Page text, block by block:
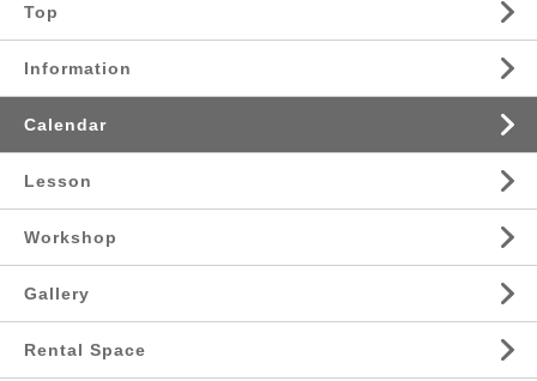
Top
Information
Calendar
Lesson
Workshop
Gallery
Rental Space